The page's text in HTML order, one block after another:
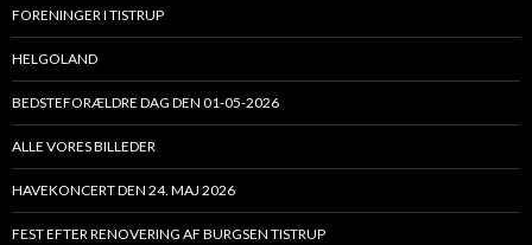
FORENINGER I TISTRUP
HELGOLAND
BEDSTEFORÆLDRE DAG DEN 01-05-2026
ALLE VORES BILLEDER
HAVEKONCERT DEN 24. MAJ 2026
FEST EFTER RENOVERING AF BURGSEN TISTRUP